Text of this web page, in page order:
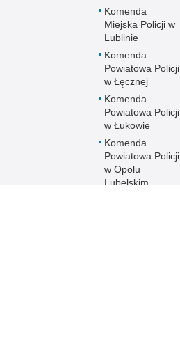
Komenda
Miejska Policji w
Lublinie
Komenda
Powiatowa Policji
w Łęcznej
Komenda
Powiatowa Policji
w Łukowie
Komenda
Powiatowa Policji
w Opolu
Lubelskim